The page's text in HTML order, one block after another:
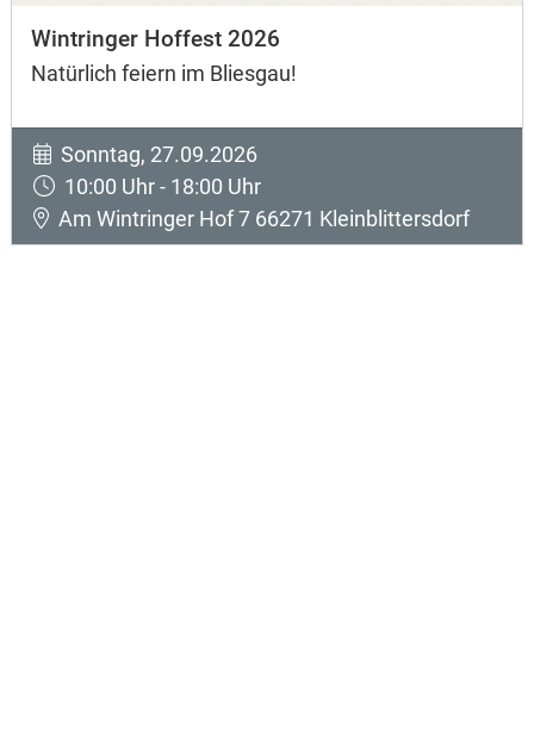
Wintringer Hoffest 2026
Natürlich feiern im Bliesgau!
Sonntag, 27.09.2026
10:00 Uhr - 18:00 Uhr
Am Wintringer Hof 7 66271 Kleinblittersdorf